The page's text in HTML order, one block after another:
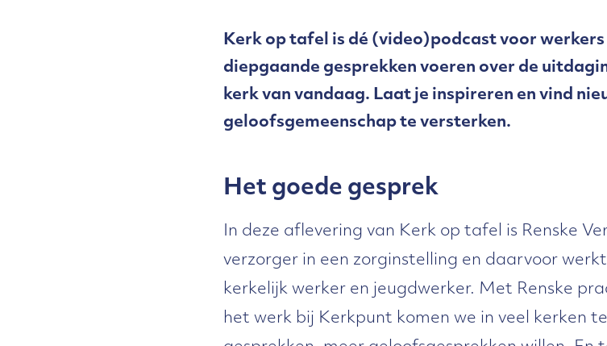
Kerk op tafel is dé (video)podcast voor werkers
diepgaande gesprekken voeren over de
kerk van vandaag. Laat je inspireren en vind
geloofsgemeenschap te versterken.
Het goede gesprek
In deze aflevering van Kerk op tafel is Renske
verzorger in een zorginstelling en daarvoor
kerkelijk werker en jeugdwerker. Met Renske
het werk bij Kerkpunt komen we in veel kerken